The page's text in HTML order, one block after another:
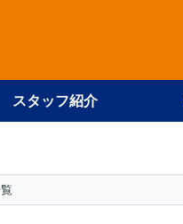
スタッフ紹介